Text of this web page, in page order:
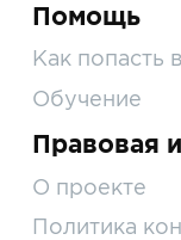
Помощь
Как попасть
Обучение
Правовая
О проекте
Политика